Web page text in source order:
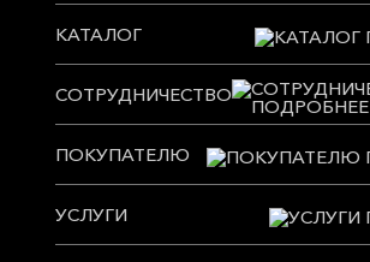
КАТАЛОГ
СОТРУДНИЧЕСТВО
ПОКУПАТЕЛЮ
УСЛУГИ